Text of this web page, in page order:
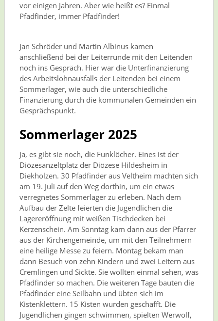
vor einigen Jahren. Aber wie heißt es? Einmal
Pfadfinder, immer Pfadfinder!
Jan Schröder und Martin Albinus kamen
anschließend bei der Leiterrunde mit den Leitenden
noch ins Gespräch. Hier war die Unterfinanzierung
des Arbeitslohnausfalls der Leitenden bei einem
Sommerlager, wie auch die unterschiedliche
Finanzierung durch die kommunalen Gemeinden ein
Gesprächspunkt.
Sommerlager 2025
Ja, es gibt sie noch, die Funklöcher. Eines ist der
Diözesanzeltplatz der Diözese Hildesheim in
Diekholzen. 30 Pfadfinder aus Veltheim machten sich
am 19. Juli auf den Weg dorthin, um ein etwas
verregnetes Sommerlager zu erleben. Nach dem
Aufbau der Zelte feierten die Jugendlichen die
Lagereröffnung mit weißen Tischdecken bei
Kerzenschein. Am Sonntag kam dann aus der Pfarrer
aus der Kirchengemeinde, um mit den Teilnehmern
eine heilige Messe zu feiern. Montag bekam man
dann Besuch von zehn Kindern und zwei Leitern aus
Cremlingen und Sickte. Sie wollten einmal sehen, was
Pfadfinder so machen. Die weiteren Tage bauten die
Pfadfinder eine Seilbahn und übten sich im
Kistenklettern. 15 Kisten wurden geschafft. Die
Jugendlichen gingen schwimmen, spielten Werwolf,